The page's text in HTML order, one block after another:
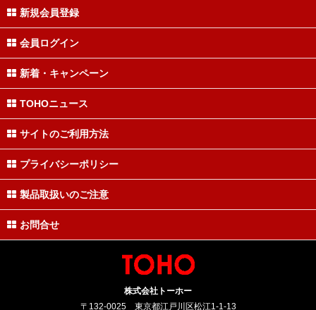
新規会員登録
会員ログイン
新着・キャンペーン
TOHOニュース
サイトのご利用方法
プライバシーポリシー
製品取扱いのご注意
お問合せ
株式会社トーホー
〒132-0025 東京都江戸川区松江1-1-13